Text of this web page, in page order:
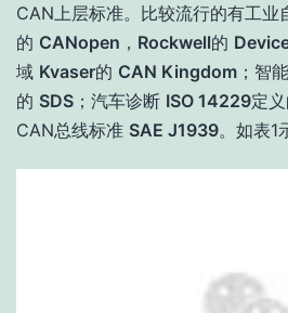
CAN上层标准。比较流行的有工业
的 CANopen ， Rockwell的
域 Kvaser的 CAN Kingdom ；智
的 SDS ；汽车诊断 ISO 14229定
CAN总线标准 SAE J1939。如表1